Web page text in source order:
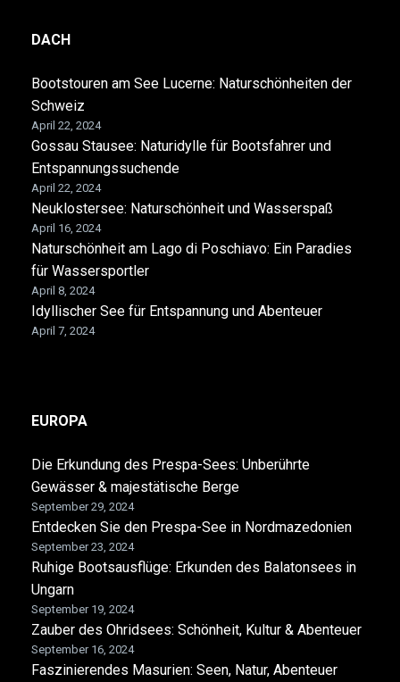
DACH
Bootstouren am See Lucerne: Naturschönheiten der
Schweiz
April 22, 2024
Gossau Stausee: Naturidylle für Bootsfahrer und
Entspannungssuchende
April 22, 2024
Neuklostersee: Naturschönheit und Wasserspaß
April 16, 2024
Naturschönheit am Lago di Poschiavo: Ein Paradies
für Wassersportler
April 8, 2024
Idyllischer See für Entspannung und Abenteuer
April 7, 2024
EUROPA
Die Erkundung des Prespa-Sees: Unberührte
Gewässer & majestätische Berge
September 29, 2024
Entdecken Sie den Prespa-See in Nordmazedonien
September 23, 2024
Ruhige Bootsausflüge: Erkunden des Balatonsees in
Ungarn
September 19, 2024
Zauber des Ohridsees: Schönheit, Kultur & Abenteuer
September 16, 2024
Faszinierendes Masurien: Seen, Natur, Abenteuer